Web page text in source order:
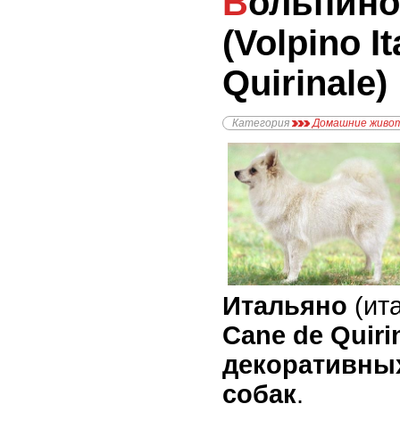
(Volpino
Quirinale)
Категория Домашние
Итальяно
Cane de
собак.